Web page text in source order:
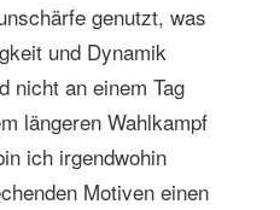
genutzt, was
und Dynamik
nicht an einem Tag
längeren Wahlkampf
ich irgendwohin
Motiven einen